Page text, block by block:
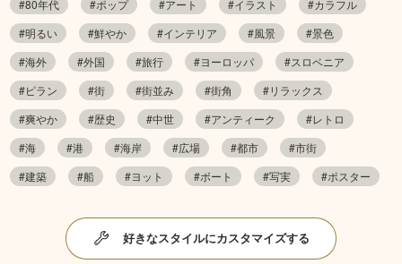
#80年代
#ポップ #アート #イラスト
#カラフル
#明るい
#鮮やか #インテリア #風景
#景色
#海外
#外国 #旅行 #ヨーロッパ
#スロベニア
#ピラン
#街 #街並み #街角
#リラックス
#爽やか
#歴史 #中世 #アンティーク
#レトロ
#海
#港 #海岸 #広場 #都市
#市街
#建築
#船 #ヨット #ボート #写実 #ポスター
好きなスタイルにカスタマイズする